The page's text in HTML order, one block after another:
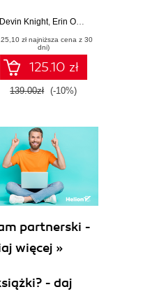
to Power BI, Data
Tools, and
Microsoft Fabric -
Fourth Edition
Devin Knight, Erin Ostrowsky
zł najniższa cena z 30
dni)
125.10 zł
139.00zł (-10%)
partnerski -
więcej »
- daj